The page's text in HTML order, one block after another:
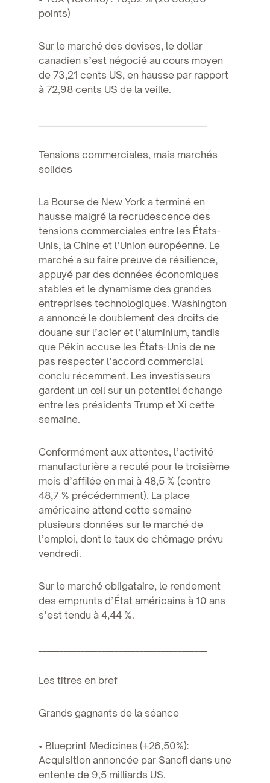
points)
Sur le marché des devises, le dollar
canadien s’est négocié au cours moyen
de 73,21 cents US, en hausse par rapport
à 72,98 cents US de la veille.
Tensions commerciales, mais marchés
solides
La Bourse de New York a terminé en
hausse malgré la recrudescence des
tensions commerciales entre les États-
Unis, la Chine et l’Union européenne. Le
marché a su faire preuve de résilience,
appuyé par des données économiques
stables et le dynamisme des grandes
entreprises technologiques. Washington
a annoncé le doublement des droits de
douane sur l’acier et l’aluminium, tandis
que Pékin accuse les États-Unis de ne
pas respecter l’accord commercial
conclu récemment. Les investisseurs
gardent un œil sur un potentiel échange
entre les présidents Trump et Xi cette
semaine.
Conformément aux attentes, l’activité
manufacturière a reculé pour le troisième
mois d’affilée en mai à 48,5 % (contre
48,7 % précédemment). La place
américaine attend cette semaine
plusieurs données sur le marché de
l’emploi, dont le taux de chômage prévu
vendredi.
Sur le marché obligataire, le rendement
des emprunts d’État américains à 10 ans
s’est tendu à 4,44 %.
Les titres en bref
Grands gagnants de la séance
• Blueprint Medicines (+26,50%):
Acquisition annoncée par Sanofi dans une
entente de 9,5 milliards US.